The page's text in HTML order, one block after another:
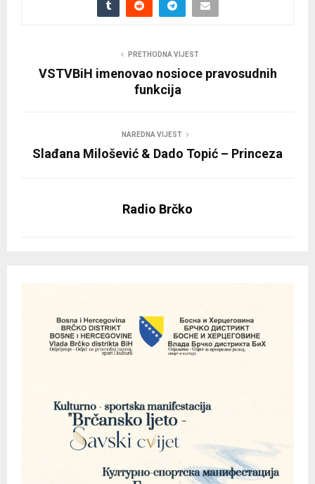
PRETHODNA VIJEST
VSTVBiH imenovao nosioce pravosudnih
funkcija
NAREDNA VIJEST
Slađana Milošević & Dado Topić – Princeza
Radio Brčko